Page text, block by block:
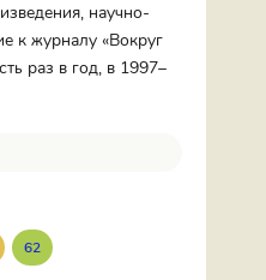
научно-
к журналу «Вокруг
раз в год, в 1997–
62